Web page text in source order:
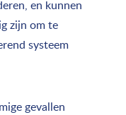
en kunnen
zijn om te
systeem
gevallen